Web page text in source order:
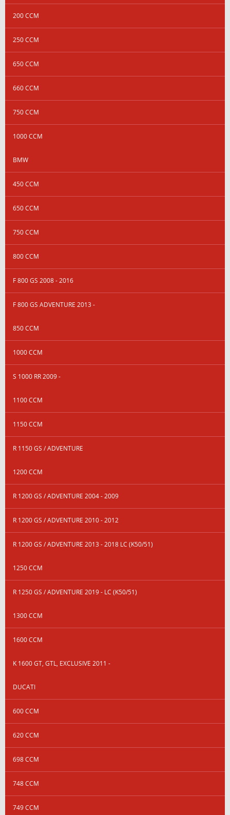
200 CCM
250 CCM
650 CCM
660 CCM
750 CCM
1000 CCM
BMW
450 CCM
650 CCM
750 CCM
800 CCM
F 800 GS 2008 - 2016
F 800 GS ADVENTURE 2013 -
850 CCM
1000 CCM
S 1000 RR 2009 -
1100 CCM
1150 CCM
R 1150 GS / ADVENTURE
1200 CCM
R 1200 GS / ADVENTURE 2004 - 2009
R 1200 GS / ADVENTURE 2010 - 2012
R 1200 GS / ADVENTURE 2013 - 2018 LC (K50/51)
1250 CCM
R 1250 GS / ADVENTURE 2019 - LC (K50/51)
1300 CCM
1600 CCM
K 1600 GT, GTL, EXCLUSIVE 2011 -
DUCATI
600 CCM
620 CCM
698 CCM
748 CCM
749 CCM